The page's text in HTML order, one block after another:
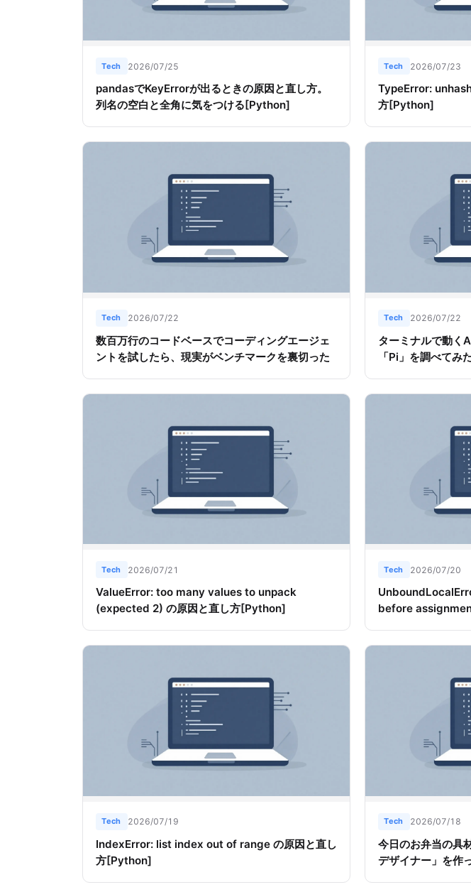
Tech 2026/07/25
pandasでKeyErrorが出るときの原因と直し方。
列名の空白と全角に気をつける[Python]
Tech 2026/07/23
TypeError:
方[Python]
Tech 2026/07/22
数百万行のコードベースでコーディングエージェ
ントを試したら、現実がベンチマークを裏切った
Tech 2026/07/22
ターミナルで動く
「Pi」を調べてみ
Tech 2026/07/21
ValueError: too many values to unpack
(expected 2) の原因と直し方[Python]
Tech 2026/07/20
before
Tech 2026/07/19
IndexError: list index out of range の原因と直し
方[Python]
Tech 2026/07/18
今日のお弁当の具
デザイナー」を作